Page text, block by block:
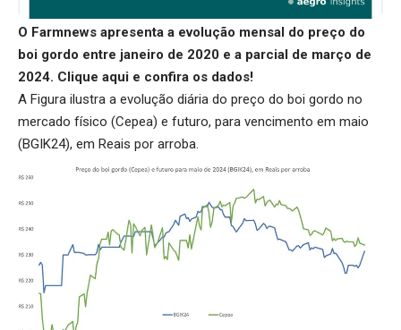
O Farmnews apresenta a evolução mensal do preço do
boi gordo entre janeiro de 2020 e a parcial de março de
2024. Clique aqui e confira os dados!
A Figura ilustra a evolução diária do preço do boi gordo no
mercado físico (Cepea) e futuro, para vencimento em maio
(BGIK24), em Reais por arroba.